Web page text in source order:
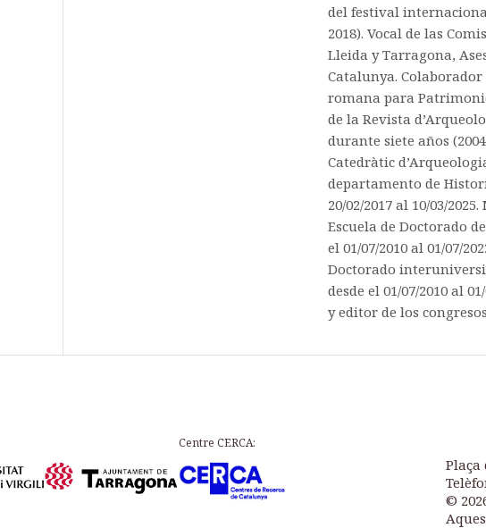
del festival
2018). Vocal de las
Lleida y Tarragona,
Catalunya.
romana para
de la Revista
durante siete años
Catedràtic
departamento de
20/02/2017 al 10/03/
Escuela de Doctorado
el 01/07/2010 al 01/07/
Doctorado
desde el 01/07/2010 al
y editor de los
Centre CERCA:
Plaça
©